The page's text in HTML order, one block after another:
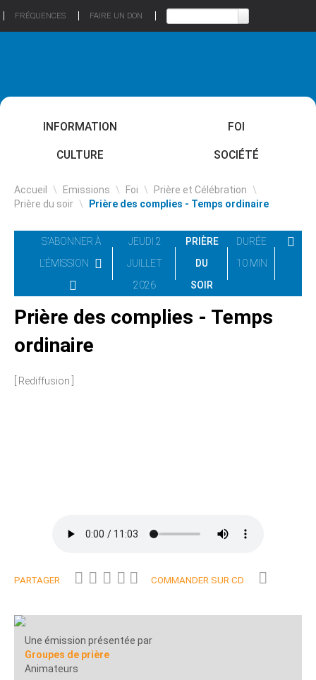
FRÉQUENCES FAIRE UN DON
INFORMATION FOI
CULTURE SOCIÉTÉ
Accueil \ Emissions \ Foi \ Prière et Célébration \
Prière du soir \ Prière des complies - Temps ordinaire
S'ABONNER À
L'ÉMISSION
JEUDI 2
JUILLET
2026
PRIÈRE
DU
SOIR
DURÉE
10 MIN
Prière des complies - Temps
ordinaire
[ Rediffusion ]
PARTAGER COMMANDER SUR CD
Une émission présentée par
Groupes de prière
Animateurs